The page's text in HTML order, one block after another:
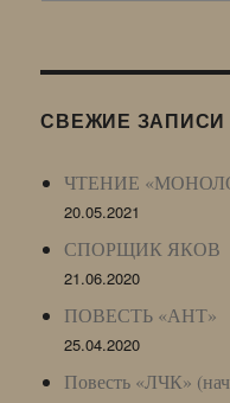
LJ
СВЕЖИЕ ЗАПИСИ
ЧТЕНИЕ
20.05.2021
СПОРЩИК ЯКОВ
21.06.2020
ПОВЕСТЬ «АНТ»
25.04.2020
Повесть «ЛЧК»